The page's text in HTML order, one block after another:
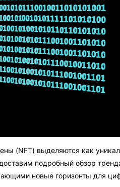
(NFT) выделяются как
подробный обзор
новые горизонты для